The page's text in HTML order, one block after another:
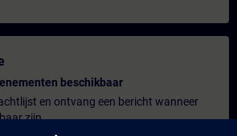
beschikbaar
en ontvang een bericht wanneer
zijn.